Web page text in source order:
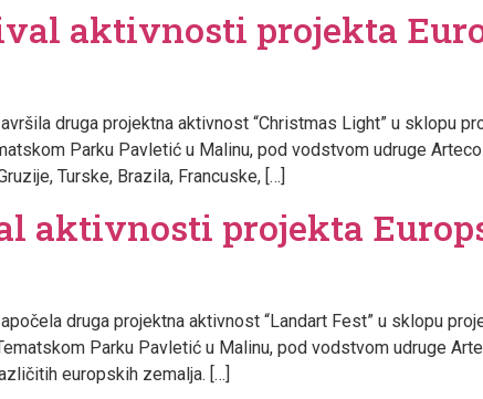
aktivnosti projekta
druga projektna aktivnost “Christmas Light” u sklopu
Parku Pavletić u Malinu, pod vodstvom udruge
Turske, Brazila, Francuske, […]
aktivnosti projekta
druga projektna aktivnost “Landart Fest” u sklopu
Parku Pavletić u Malinu, pod vodstvom udruge
europskih zemalja. […]